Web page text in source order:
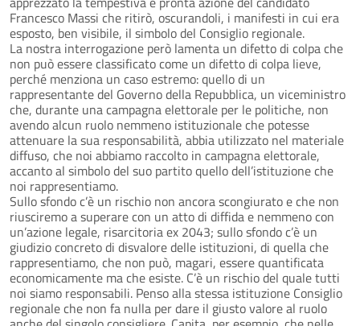
Francesco Massi che ritirò, oscurandoli, i manifesti in cui era
esposto, ben visibile, il simbolo del Consiglio regionale.
La nostra interrogazione però lamenta un difetto di colpa che
non può essere classificato come un difetto di colpa lieve,
perché menziona un caso estremo: quello di un
rappresentante del Governo della Repubblica, un viceministro
che, durante una campagna elettorale per le politiche, non
avendo alcun ruolo nemmeno istituzionale che potesse
attenuare la sua responsabilità, abbia utilizzato nel materiale
diffuso, che noi abbiamo raccolto in campagna elettorale,
accanto al simbolo del suo partito quello dell’istituzione che
noi rappresentiamo.
Sullo sfondo c’è un rischio non ancora scongiurato e che non
riusciremo a superare con un atto di diffida e nemmeno con
un’azione legale, risarcitoria ex 2043; sullo sfondo c’è un
giudizio concreto di disvalore delle istituzioni, di quella che
rappresentiamo, che non può, magari, essere quantificata
economicamente ma che esiste. C’è un rischio del quale tutti
noi siamo responsabili. Penso alla stessa istituzione Consiglio
regionale che non fa nulla per dare il giusto valore al ruolo